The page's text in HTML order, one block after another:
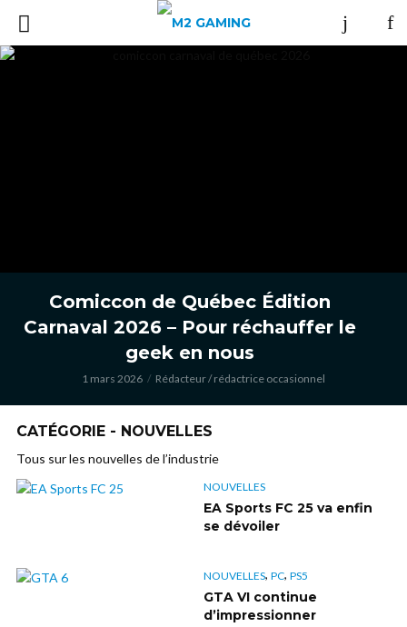
Comiccon de Québec Édition
Carnaval 2026 – Pour réchauffer le
geek en nous
1 mars 2026 Rédacteur / rédactrice occasionnel
CATÉGORIE - NOUVELLES
Tous sur les nouvelles de l’industrie
NOUVELLES
EA Sports FC 25 va enfin
se dévoiler
NOUVELLES, PC, PS5
GTA VI continue
d’impressionner